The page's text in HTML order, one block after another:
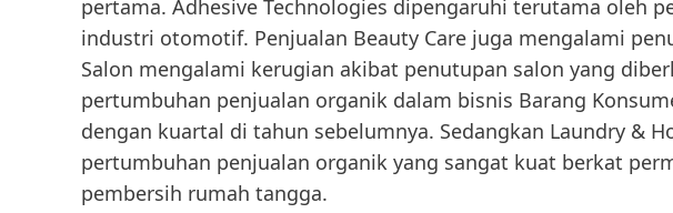
pertama. Adhesive Technologies dipengaruhi terutama oleh
industri otomotif. Penjualan Beauty Care juga mengalami
Salon mengalami kerugian akibat penutupan salon yang
pertumbuhan penjualan organik dalam bisnis Barang
dengan kuartal di tahun sebelumnya. Sedangkan Laundry &
pertumbuhan penjualan organik yang sangat kuat berkat
pembersih rumah tangga.